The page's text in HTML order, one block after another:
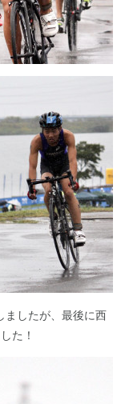
ましたが、最後に西
た！